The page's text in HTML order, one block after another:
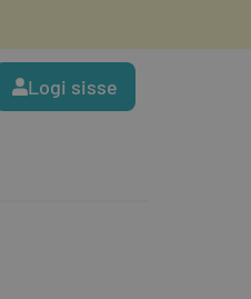
Logi sisse